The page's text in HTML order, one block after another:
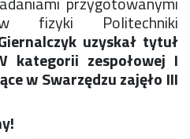
fizyki Politechniki
uzyskał tytuł
kategorii zespołowej I
w Swarzędzu zajęło III